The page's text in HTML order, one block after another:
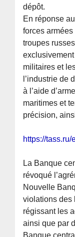
dépôt.
En réponse
forces
troupes
militaires et
l’industrie de
à l’aide
maritimes et
précision,
https://
La Banque
révoqué
Nouvelle
violations des
régissant les
ainsi que par